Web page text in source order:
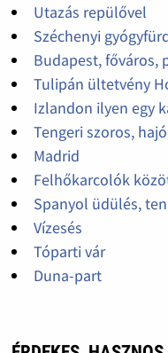
Utazás repülővel
Széchenyi
Budapest, főváros,
Tulipán ültetvény
Izlandon ilyen egy
Tengeri szoros,
Madrid
Felhőkarcolók
Spanyol üdülés,
Vízesés
Tóparti vár
Duna-part